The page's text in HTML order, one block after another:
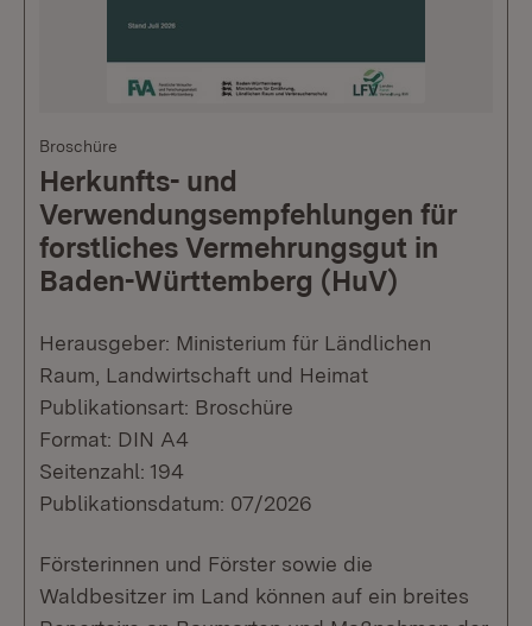
Broschüre
Herkunfts- und
Verwendungsempfehlungen für
forstliches Vermehrungsgut in
Baden-Württemberg (HuV)
Herausgeber: Ministerium für Ländlichen
Raum, Landwirtschaft und Heimat
Publikationsart: Broschüre
Format: DIN A4
Seitenzahl: 194
Publikationsdatum: 07/2026
Försterinnen und Förster sowie die
Waldbesitzer im Land können auf ein breites